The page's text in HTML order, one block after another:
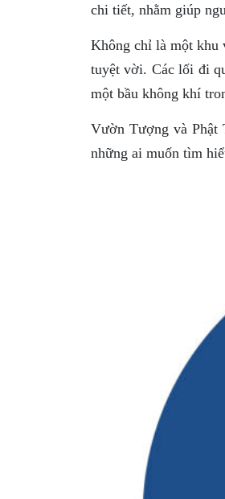
chi tiết, nhằm giúp
Không chỉ là một khu
tuyệt vời. Các lối đi
một bầu không khí
Vườn Tượng và Phật
những ai muốn tìm